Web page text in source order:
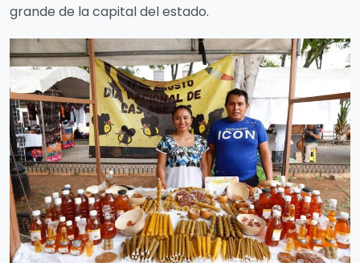
grande de la capital del estado.